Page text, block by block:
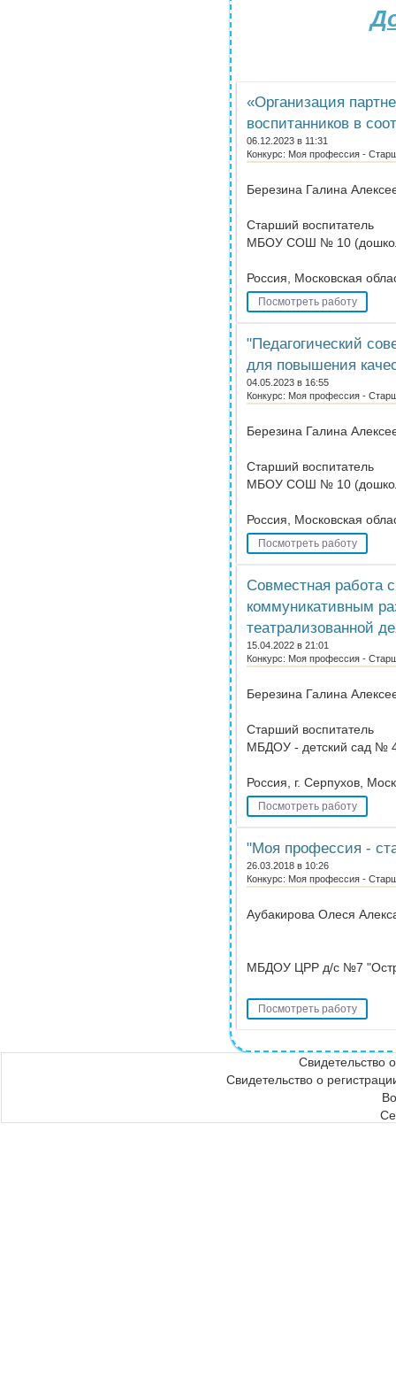
«Организация
воспитанников в
06.12.2023 в 11:31
Конкурс: Моя профессия -
Березина Галина
Старший воспитатель
МБОУ СОШ № 10
Россия, Московская
Посмотреть работу
"Педагогический
для повышения
04.05.2023 в 16:55
Конкурс: Моя профессия -
Березина Галина
Старший воспитатель
МБОУ СОШ № 10
Россия, Московская
Посмотреть работу
Совместная работа
коммуникативным
театрализованной
15.04.2022 в 21:01
Конкурс: Моя профессия -
Березина Галина
Старший воспитатель
МБДОУ - детский сад №
Россия, г. Серпухов,
Посмотреть работу
"Моя профессия -
26.03.2018 в 10:26
Конкурс: Моя профессия -
Аубакирова Олеся
МБДОУ ЦРР д/c №7
Посмотреть работу
Свидетельство
Свидетельство о